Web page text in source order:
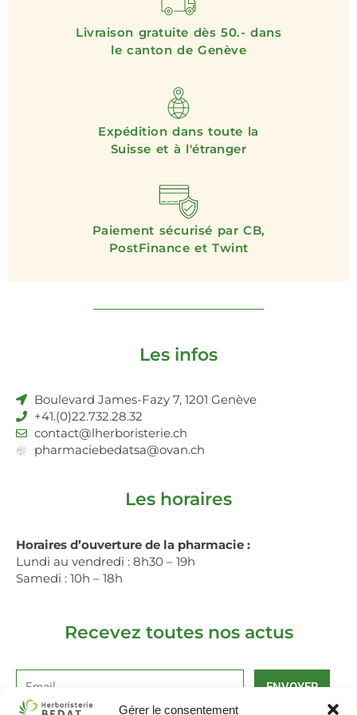
Gérer le consentement
Livraison gratuite dès 50.- dans
le canton de Genève
Expédition dans toute la
Suisse et à l'étranger
Paiement sécurisé par CB,
PostFinance et Twint
Les infos
Boulevard James-Fazy 7, 1201 Genève
+41.(0)22.732.28.32
contact@lherboristerie.ch
pharmaciebedatsa@ovan.ch
Les horaires
Horaires d’ouverture de la pharmacie :
Lundi au vendredi : 8h30 – 19h
Samedi : 10h – 18h
Recevez toutes nos actus
ENVOYER